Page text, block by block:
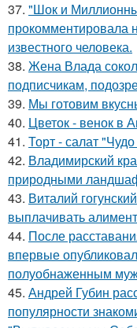
37. "Шок и
прокомментировала
известного человека.
38. Жена Влада
подписчикам,
39. Мы готовим
40. Цветок - венок в
41. Торт - салат
42. Владимирский
природными
43. Виталий
выплачивать
44. После
впервые
полуобнаженным
45. Андрей Губин
популярности